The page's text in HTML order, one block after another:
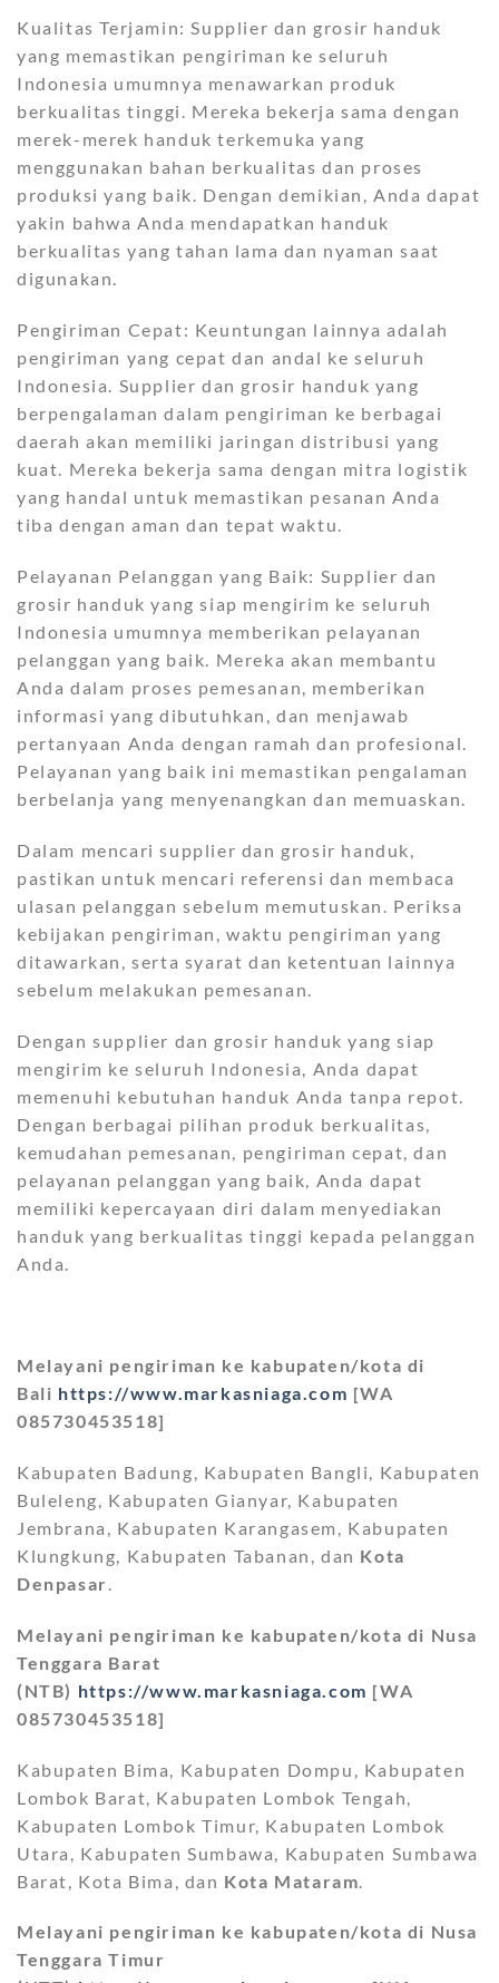
Kualitas Terjamin: Supplier dan grosir handuk
yang memastikan pengiriman ke seluruh
Indonesia umumnya menawarkan produk
berkualitas tinggi. Mereka bekerja sama dengan
merek-merek handuk terkemuka yang
menggunakan bahan berkualitas dan proses
produksi yang baik. Dengan demikian, Anda dapat
yakin bahwa Anda mendapatkan handuk
berkualitas yang tahan lama dan nyaman saat
digunakan.
Pengiriman Cepat: Keuntungan lainnya adalah
pengiriman yang cepat dan andal ke seluruh
Indonesia. Supplier dan grosir handuk yang
berpengalaman dalam pengiriman ke berbagai
daerah akan memiliki jaringan distribusi yang
kuat. Mereka bekerja sama dengan mitra logistik
yang handal untuk memastikan pesanan Anda
tiba dengan aman dan tepat waktu.
Pelayanan Pelanggan yang Baik: Supplier dan
grosir handuk yang siap mengirim ke seluruh
Indonesia umumnya memberikan pelayanan
pelanggan yang baik. Mereka akan membantu
Anda dalam proses pemesanan, memberikan
informasi yang dibutuhkan, dan menjawab
pertanyaan Anda dengan ramah dan profesional.
Pelayanan yang baik ini memastikan pengalaman
berbelanja yang menyenangkan dan memuaskan.
Dalam mencari supplier dan grosir handuk,
pastikan untuk mencari referensi dan membaca
ulasan pelanggan sebelum memutuskan. Periksa
kebijakan pengiriman, waktu pengiriman yang
ditawarkan, serta syarat dan ketentuan lainnya
sebelum melakukan pemesanan.
Dengan supplier dan grosir handuk yang siap
mengirim ke seluruh Indonesia, Anda dapat
memenuhi kebutuhan handuk Anda tanpa repot.
Dengan berbagai pilihan produk berkualitas,
kemudahan pemesanan, pengiriman cepat, dan
pelayanan pelanggan yang baik, Anda dapat
memiliki kepercayaan diri dalam menyediakan
handuk yang berkualitas tinggi kepada pelanggan
Anda.
Melayani pengiriman ke kabupaten/kota di
Bali https://www.markasniaga.com [WA
085730453518]
Kabupaten Badung, Kabupaten Bangli, Kabupaten
Buleleng, Kabupaten Gianyar, Kabupaten
Jembrana, Kabupaten Karangasem, Kabupaten
Klungkung, Kabupaten Tabanan, dan Kota
Denpasar .
Melayani pengiriman ke kabupaten/kota di Nusa
Tenggara Barat
(NTB) https://www.markasniaga.com [WA
085730453518]
Kabupaten Bima, Kabupaten Dompu, Kabupaten
Lombok Barat, Kabupaten Lombok Tengah,
Kabupaten Lombok Timur, Kabupaten Lombok
Utara, Kabupaten Sumbawa, Kabupaten Sumbawa
Barat, Kota Bima, dan Kota Mataram
Melayani pengiriman ke kabupaten/kota di Nusa
Tenggara Timur